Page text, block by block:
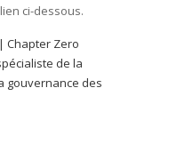
ci-dessous.
Chapter Zero
de la
gouvernance des